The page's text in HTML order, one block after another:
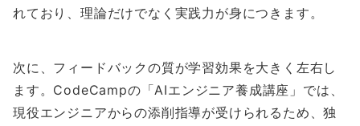
れており、理論だけでなく実践力が身につきます。
次に、フィードバックの質が学習効果を大きく左右し
ます。CodeCampの「AIエンジニア養成講座」では、
現役エンジニアからの添削指導が受けられるため、独